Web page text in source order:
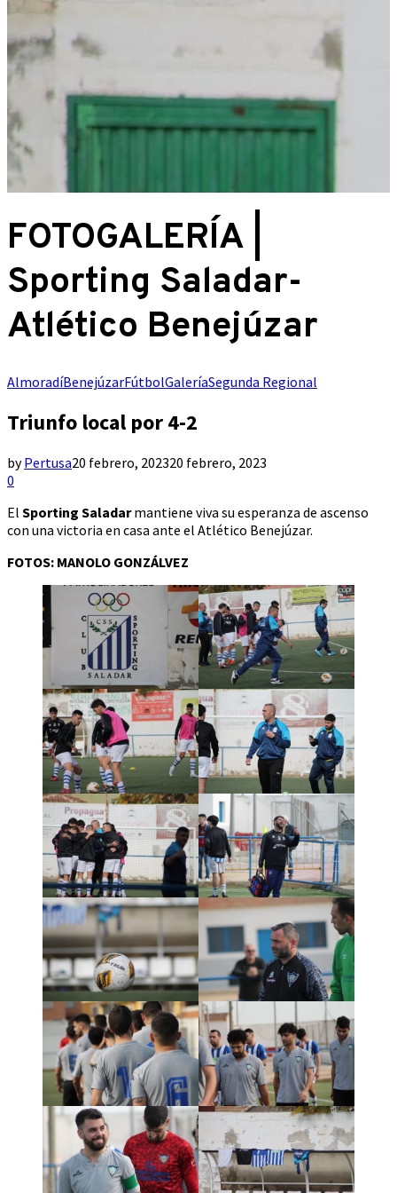
FOTOGALERÍA |
Sporting Saladar-
Atlético Benejúzar
AlmoradíBenejúzarFútbolGaleríaSegunda Regional
Triunfo local por 4-2
byPertusa20 febrero, 202320 febrero, 2023
0
El Sporting Saladarmantiene viva su esperanza de ascenso
con una victoria en casa ante el Atlético Benejúzar.
FOTOS: MANOLO GONZÁLVEZ